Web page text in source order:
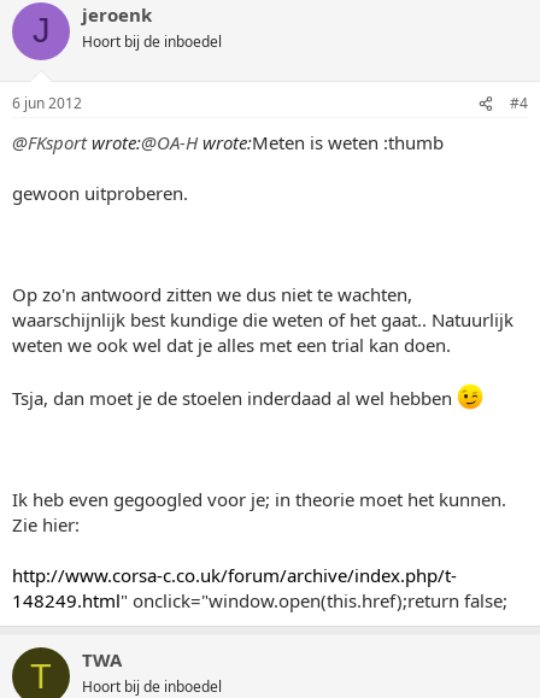
J jeroenk
Hoort bij de inboedel
6 jun 2012 #4
@FKsportwrote:@OA-Hwrote:Meten is weten :thumb
gewoon uitproberen.
Op zo'n antwoord zitten we dus niet te wachten,
waarschijnlijk best kundige die weten of het gaat.. Natuurlijk
weten we ook wel dat je alles met een trial kan doen.
Tsja, dan moet je de stoelen inderdaad al wel hebben
Ik heb even gegoogled voor je; in theorie moet het kunnen.
Zie hier:
http://www.corsa-c.co.uk/forum/archive/index.php/t-
148249.html" onclick="window.open(this.href);return false;
T TWA
Hoort bij de inboedel